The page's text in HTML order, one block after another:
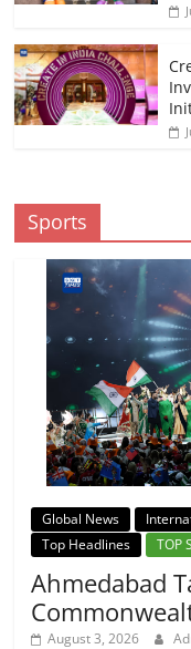
Sports
Global News
Top Headlines
TOP
Ahmedabad
August 3, 2026